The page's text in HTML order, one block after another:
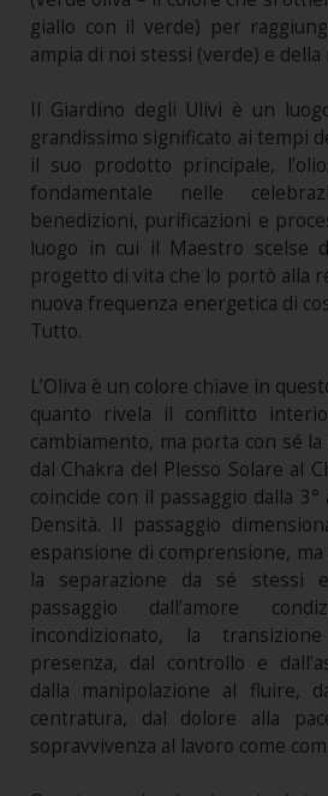
giallo con il verde) per
ampia di noi stessi (verde) e
Il Giardino degli Ulivi è un
grandissimo significato ai tempi
il suo prodotto principale,
fondamentale nelle
benedizioni, purificazioni e
luogo in cui il Maestro scelse
progetto di vita che lo portò alla
nuova frequenza energetica di
Tutto.
L’Oliva è un colore chiave in
quanto rivela il conflitto
cambiamento, ma porta con sé
dal Chakra del Plesso Solare al
coincide con il passaggio dalla
Densità. Il passaggio
espansione di comprensione,
la separazione da sé stessi
passaggio dall’amore
incondizionato, la
presenza, dal controllo e
dalla manipolazione al fluire,
centratura, dal dolore alla
sopravvivenza al lavoro come